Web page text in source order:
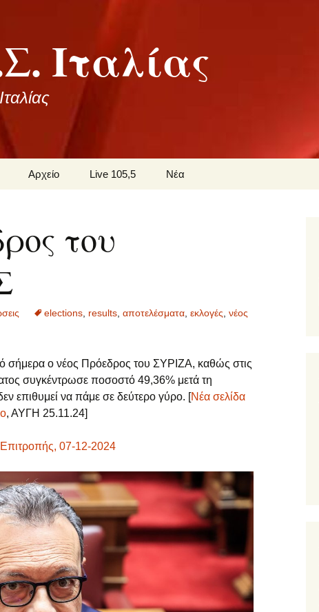
Ιταλίας
Αρχείο Live 105,5 Νέα
του
elections results αποτελέσματα εκλογές νέος
σήμερα ο νέος Πρόεδρος του ΣΥΡΙΖΑ, καθώς στις
συγκέντρωσε ποσοστό 49,36% μετά τη
επιθυμεί να πάμε σε δεύτερο γύρο. [Νέα σελίδα
, ΑΥΓΗ 25.11.24]
Επιτροπής, 07-12-2024